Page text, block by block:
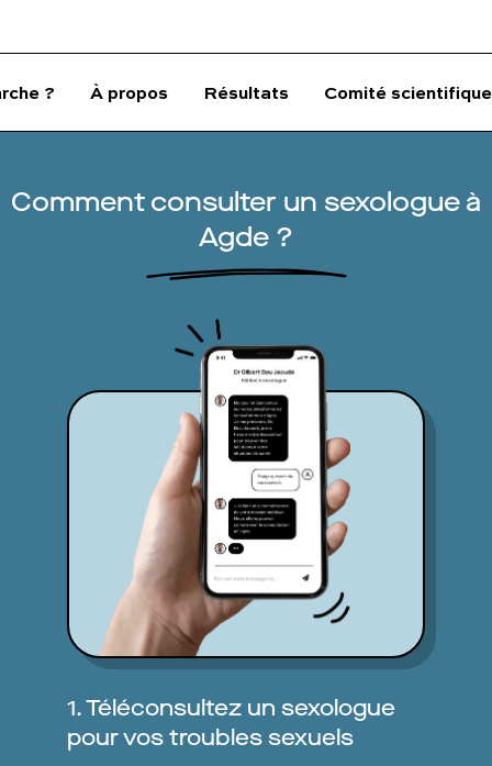
? À propos Résultats Comité scientifique
Comment consulter un sexologue à
Agde ?
1. Téléconsultez un sexologue
pour vos troubles sexuels